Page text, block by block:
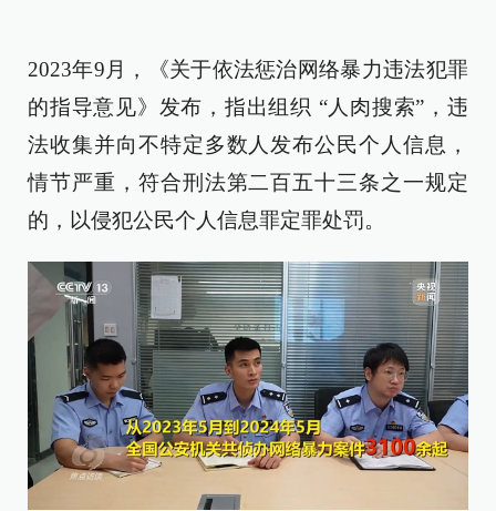
2023年9月，《关于依法惩治网络暴力违法犯罪
的指导意见》发布，指出组织 “人肉搜索”，违
法收集并向不特定多数人发布公民个人信息，
情节严重，符合刑法第二百五十三条之一规定
的，以侵犯公民个人信息罪定罪处罚。